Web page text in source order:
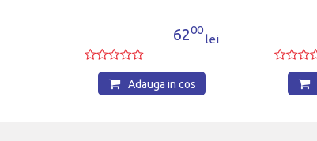
6200
lei
Adauga in cos